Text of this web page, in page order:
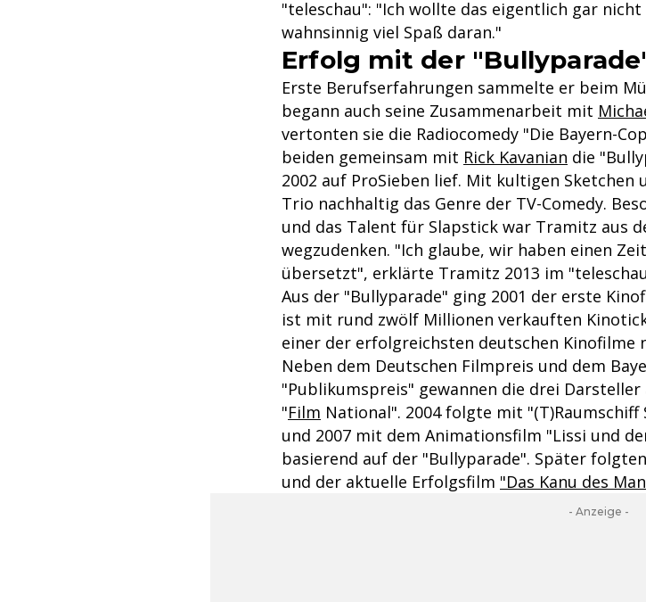
"teleschau": "Ich wollte das eigentlich gar
wahnsinnig viel Spaß daran."
Erfolg mit der
Erste Berufserfahrungen sammelte er beim
begann auch seine Zusammenarbeit mit
vertonten sie die Radiocomedy "Die Bayern-
beiden gemeinsam mit Rick Kavanian die
2002 auf ProSieben lief. Mit kultigen
Trio nachhaltig das Genre der TV-Comedy.
und das Talent für Slapstick war Tramitz aus
wegzudenken. "Ich glaube, wir haben einen
übersetzt", erklärte Tramitz 2013 im
Aus der "Bullyparade" ging 2001 der erste
ist mit rund zwölf Millionen verkauften
einer der erfolgreichsten deutschen Kinofilme
Neben dem Deutschen Filmpreis und dem
"Publikumspreis" gewannen die drei
"Film National". 2004 folgte mit
und 2007 mit dem Animationsfilm "Lissi und
basierend auf der "Bullyparade". Später
und der aktuelle Erfolgsfilm "Das Kanu des
- Anzeige -